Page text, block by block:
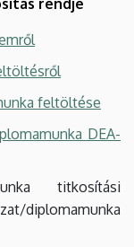
feltöltése
DEA-
titkosítási
diplomamunka